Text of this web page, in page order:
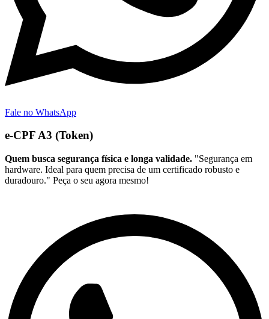
Fale no WhatsApp
e-CPF A3 (Token)
Quem busca segurança física e longa validade. "Segurança em
hardware. Ideal para quem precisa de um certificado robusto e
duradouro." Peça o seu agora mesmo!